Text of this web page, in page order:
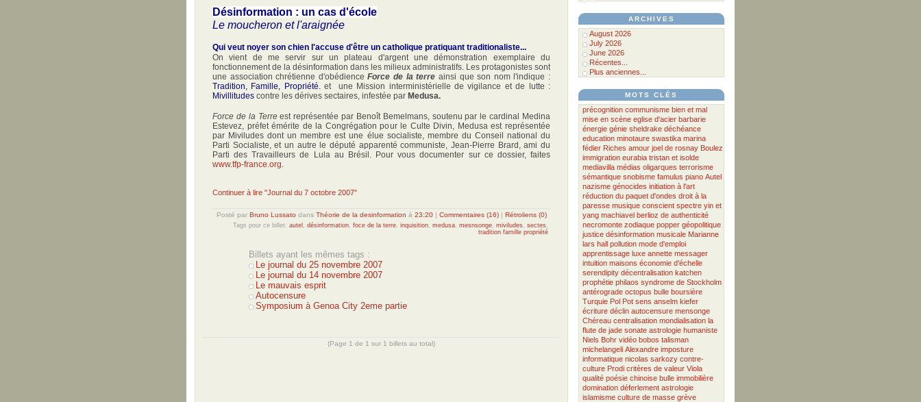
Désinformation : un cas d'école
Le moucheron et l'araignée
Qui veut noyer son chien l'accuse d'être un catholique pratiquant traditionaliste...
On vient de me servir sur un plateau d'argent une démonstration exemplaire du
fonctionnement de la désinformation dans les milieux administratifs. Les protagonistes sont
une association chrétienne d'obédience Force de la terre ainsi que son nom l'indique :
Tradition, Famille, Propriété.et une Mission interministérielle de vigilance et de lutte :
Mivillitudes contre les dérives sectaires, infestée par Medusa.
Force de la Terreest représentée par Benoît Bemelmans, soutenu par le cardinal Medina
Estevez, préfet émérite de la Congrégation pour le Culte Divin, Medusa est représentée
par Miviludes dont un membre est une élue socialiste, membre du Conseil national du
Parti Socialiste, et un autre le député apparenté communiste, Jean-Pierre Brard, ami du
Parti des Travailleurs de Lula au Brésil. Pour vous documenter sur ce dossier, faites
www.tfp-france.org
Continuer à lire "Journal du 7 octobre 2007"
Posté par Bruno Lussato dans Théorie de la desinformation à 23:20| Commentaires (16)| Rétroliens (0)
Tags pour ce billet: autel désinformation foce de la terre inquisition medusa mesnsonge miviludes sectes
tradition famille propriété
Billets ayant les mêmes tags :
Le journal du 25 novembre 2007
Le journal du 14 novembre 2007
Le mauvais esprit
Autocensure
Symposium à Genoa City 2eme partie
(Page 1 de 1 sur 1 billets au total)
ARCHIVES
August 2026
July 2026
June 2026
Récentes...
Plus anciennes...
MOTS CLÉS
précognition communisme bien et mal
mise en scène eglise d'acier barbarie
énergie génie sheldrake déchéance
education minotaure swastika marina
fédier Riches amour joel de rosnay Boulez
immigration eurabia tristan et isolde
mediavilla médias oligarques terrorisme
sémantique snobisme famulus piano Autel
nazisme génocides initiation à l'art
réduction du paquet d'ondes droit à la
paresse musique conscient spectre yin et
yang machiavel berlioz de authenticité
necromonte zodiaque popper géopolitique
justice désinformation musicale Marianne
lars hall pollution mode d'emploi
apprentissage luxe annette messager
intuition maisons économie d'échelle
serendipity décentralisation katchen
prophétie philaos syndrome de Stockholm
antérograde octopus bulle boursière
Turquie Pol Pot sens anselm kiefer
écriture déclin autocensure mensonge
Chéreau centralisation mondialisation la
flute de jade sonate astrologie humaniste
Niels Bohr vidéo bobos talisman
michelangeli Alexandre imposture
informatique nicolas sarkozy contre-
culture Prodi critères de valeur Viola
qualité poésie chinoise bulle immobilière
domination déferlement astrologie
islamisme culture de masse grève